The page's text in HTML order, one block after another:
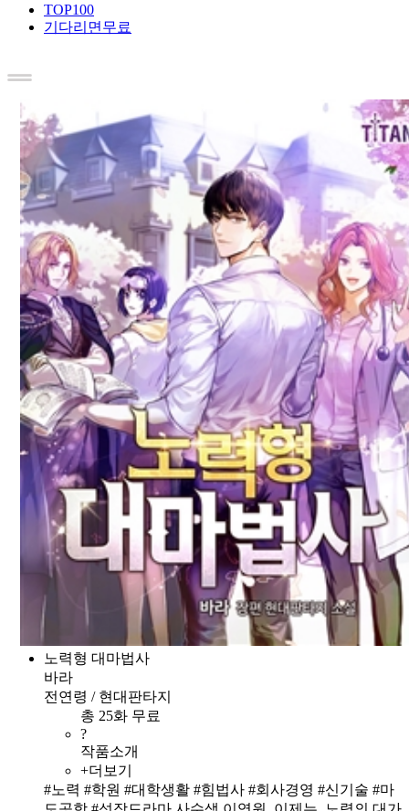
TOP100
기다리면무료
노력형 대마법사
바라
전연령 / 현대판타지
총 25화 무료
?
작품소개
+더보기
#노력 #학원 #대학생활 #힘법사 #회사경영 #신기술 #마